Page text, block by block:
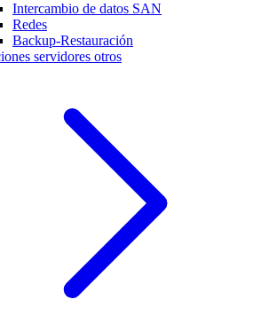
Intercambio de datos SAN
Redes
Backup-Restauración
servidores otros